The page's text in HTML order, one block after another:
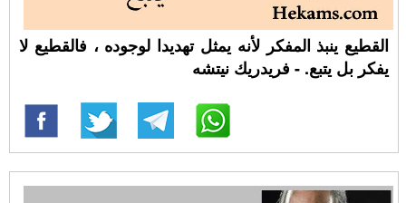
القطيع ينبذ المفكر لأنه يمثل تهديدا لوجوده ، فالقطيع لا
يفكر بل يتبع. - فريدريك نيتشه